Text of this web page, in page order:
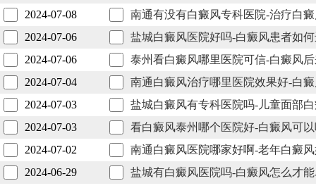
2024-07-08
南通有没有白癜风专科医院-治疗白
2024-07-06
盐城白癜风医院好吗-白癜风患者如
2024-07-06
泰州看白癜风哪里医院可信-白癜风
2024-07-04
南通白癜风治疗哪里医院效果好-白
2024-07-03
盐城白癜风有专科医院吗-儿童面部
2024-07-03
看白癜风泰州哪个医院好-白癜风可
2024-07-02
南通白癜风医院哪家好啊-老年白癜
2024-06-29
盐城有白癜风医院吗-白癜风怎么才